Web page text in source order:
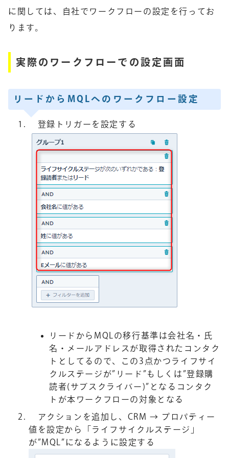
に関しては、自社でワークフローの設定を行ってお
ります。
実際のワークフローでの設定画面
リードからMQLへのワークフロー設定
登録トリガーを設定する
リードからMQLの移行基準は会社名・氏
名・メールアドレスが取得されたコンタク
トとしてるので、この3点かつライフサイ
クルステージが”リード”もしくは”登録購
読者(サブスクライバー)”となるコンタク
トが本ワークフローの対象となる
アクションを追加し、CRM → プロパティー
値を設定から「ライフサイクルステージ」
が”MQL”になるように設定する